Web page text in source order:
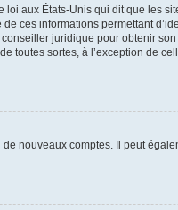
loi aux États-Unis qui dit que les
ces informations permettant
juridique pour obtenir
toutes sortes, à l’exception de
nouveaux comptes. Il peut